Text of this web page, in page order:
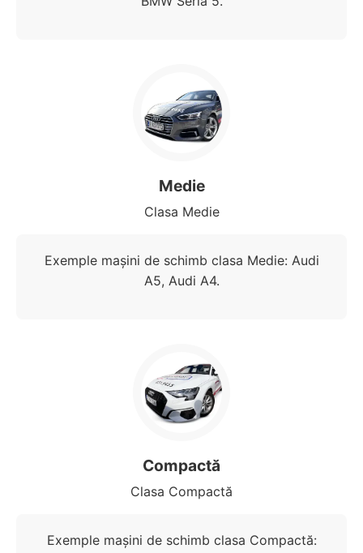
Medie
Clasa Medie
Exemple mașini de schimb clasa Medie: Audi
A5, Audi A4.
Compactă
Clasa Compactă
Exemple mașini de schimb clasa Compactă: